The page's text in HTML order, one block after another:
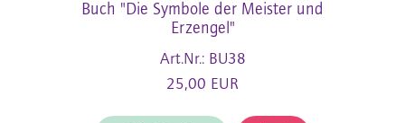
Buch "Die Symbole der Meister und
Erzengel"
Art.Nr.: BU38
25,00 EUR